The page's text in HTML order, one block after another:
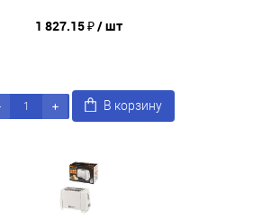
1 827.15 ₽/ шт
В корзину